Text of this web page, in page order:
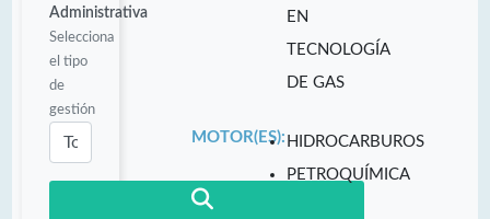
Administrativa
Selecciona
el tipo
de
gestión
EN
TECNOLOGÍA
DE GAS
MOTOR(ES): HIDROCARBUROS
PETROQUÍMICA